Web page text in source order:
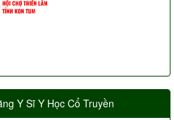
Y Sĩ Y Học Cổ Truyền